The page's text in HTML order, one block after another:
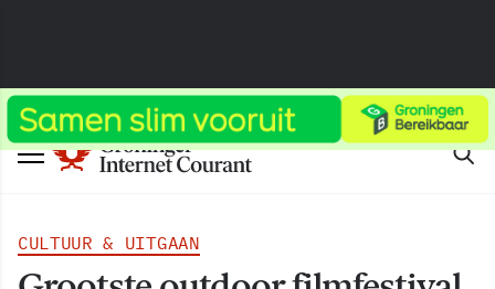
CULTUUR & UITGAAN